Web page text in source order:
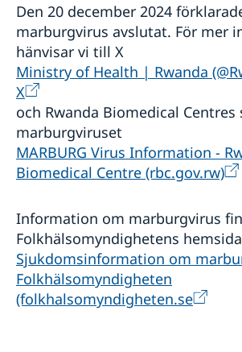
Den 20 december 2024
marburgvirus avslutat. För mer
hänvisar vi till X
Ministry of Health | Rwanda
X
och Rwanda Biomedical Centres
marburgviruset
MARBURG Virus Information -
Biomedical Centre (rbc.gov.rw)
Information om marburgvirus
Folkhälsomyndighetens
Sjukdomsinformation om
Folkhälsomyndigheten
(folkhalsomyndigheten.se